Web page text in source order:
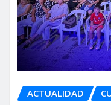
ACTUALIDAD